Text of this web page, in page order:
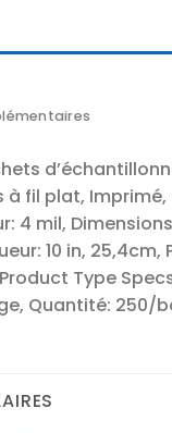
à fil plat,
4 mil,
10 in, 25,4cm,
Type
Quantité: 250/